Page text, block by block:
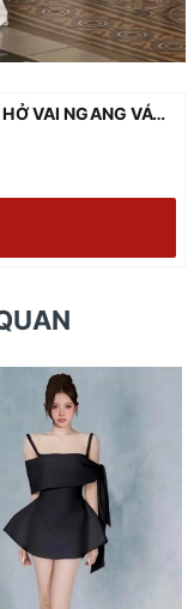
ĐẦM DỰ TIỆC DÁNG DẠ HỘI HỞ VAI NGANG VÁY CƯỚI CÔ DÂU ĐI BÀN ALVIN STORE 1501